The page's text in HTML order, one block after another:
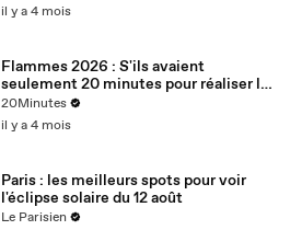
il y a 4 mois
Flammes 2026 : S'ils avaient
seulement 20 minutes pour réaliser le
hit parfait, quelle serait la recette ?
20Minutes
il y a 4 mois
Paris : les meilleurs spots pour voir
l'éclipse solaire du 12 août
Le Parisien